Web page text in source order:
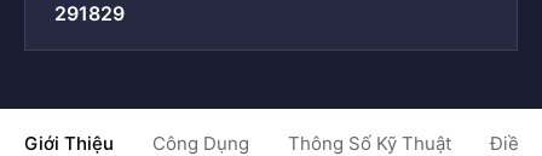
291829
Giới Thiệu Công Dụng Thông Số Kỹ Thuật Điều